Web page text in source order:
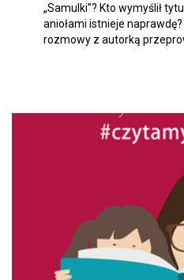
„Samulki”? Kto wymyślił
aniołami istnieje
rozmowy z autorką